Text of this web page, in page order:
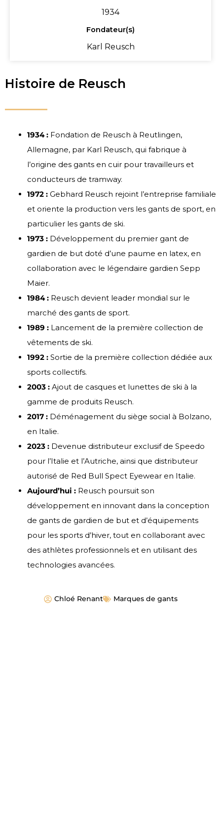
1934
Fondateur(s)
Karl Reusch
Histoire de Reusch
1934 : Fondation de Reusch à Reutlingen,
Allemagne, par Karl Reusch, qui fabrique à
l’origine des gants en cuir pour travailleurs et
conducteurs de tramway.
1972 : Gebhard Reusch rejoint l’entreprise familiale
et oriente la production vers les gants de sport, en
particulier les gants de ski.
1973 : Développement du premier gant de
gardien de but doté d’une paume en latex, en
collaboration avec le légendaire gardien Sepp
Maier.
1984 : Reusch devient leader mondial sur le
marché des gants de sport.
1989 : Lancement de la première collection de
vêtements de ski.
1992 : Sortie de la première collection dédiée aux
sports collectifs.
2003 : Ajout de casques et lunettes de ski à la
gamme de produits Reusch.
2017 : Déménagement du siège social à Bolzano,
en Italie.
2023 : Devenue distributeur exclusif de Speedo
pour l’Italie et l’Autriche, ainsi que distributeur
autorisé de Red Bull Spect Eyewear en Italie.
Aujourd’hui : Reusch poursuit son
développement en innovant dans la conception
de gants de gardien de but et d’équipements
pour les sports d’hiver, tout en collaborant avec
des athlètes professionnels et en utilisant des
technologies avancées.
Chloé Renant Marques de gants